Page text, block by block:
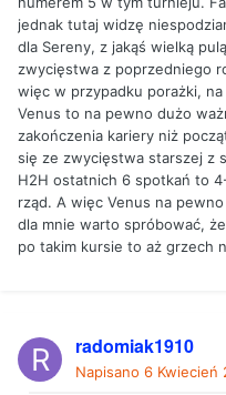
jednak tutaj widzę
dla Sereny, z jakąś wielką
zwycięstwa z poprzedniego
więc w przypadku porażki,
Venus to na pewno dużo
zakończenia kariery niż
się ze zwycięstwa starszej z
H2H ostatnich 6 spotkań to
rząd. A więc Venus na
dla mnie warto spróbować,
po takim kursie to aż grzech
radomiak1910
Napisano 6 Kwiecień